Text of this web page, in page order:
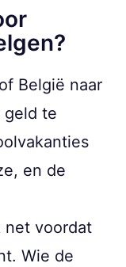
België naar
geld te
en de
net voordat
Wie de